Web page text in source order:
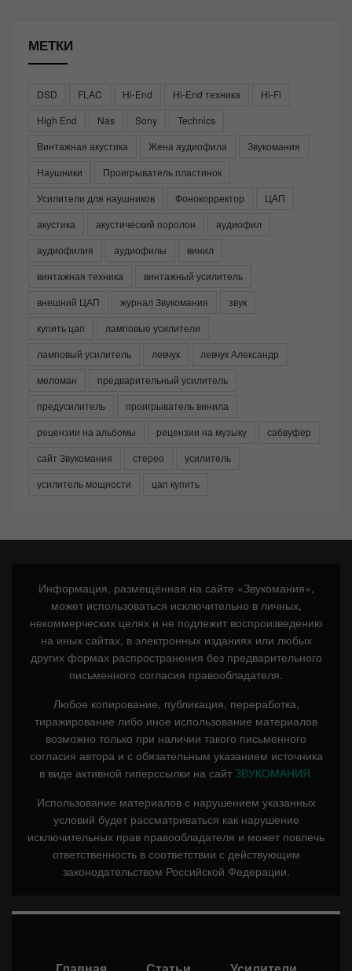
МЕТКИ
DSD FLAC Hi-End Hi-End техника
Hi-Fi
High End
Nas Sony
Technics
Винтажная акустика
Жена аудиофила
Звукомания
Наушники
Проигрыватель пластинок
Усилители для наушников
Фонокорректор
ЦАП
акустика
акустический поролон
аудиофил
аудиофилия
аудиофилы
винил
винтажная техника
винтажный усилитель
внешний ЦАП
журнал Звукомания
звук
купить цап
ламповые усилители
ламповый усилитель
левчук
левчук Александр
меломан
предварительный усилитель
предусилитель
проигрыватель винила
рецензии на альбомы
рецензии на музыку
сабвуфер
сайт Звукомания
стерео
усилитель
усилитель мощности
цап купить
Информация, размещённая на сайте «Звукомания»,
может использоваться исключительно в личных,
некоммерческих целях и не подлежит воспроизведению
на иных сайтах, в электронных изданиях или любых
других формах распространения без предварительного
письменного согласия правообладателя.
Любое копирование, публикация, переработка,
тиражирование либо иное использование материалов
возможно только при наличии такого письменного
согласия автора и с обязательным указанием источника
в виде активной гиперссылки на сайт ЗВУКОМАНИЯ.
Использование материалов с нарушением указанных
условий будет рассматриваться как нарушение
исключительных прав правообладателя и может повлечь
ответственность в соответствии с действующим
законодательством Российской Федерации.